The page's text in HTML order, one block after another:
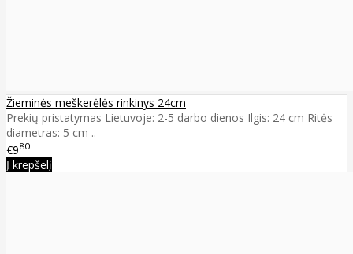
Žieminės meškerėlės rinkinys 24cm
Prekių pristatymas Lietuvoje: 2-5 darbo dienos Ilgis: 24 cm Ritės
diametras: 5 cm ..
€980
Į krepšelį